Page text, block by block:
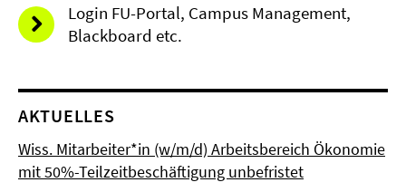
Login FU-Portal, Campus Management,
Blackboard etc.
AKTUELLES
Wiss. Mitarbeiter*in (w/m/d) Arbeitsbereich Ökonomie
mit 50%-Teilzeitbeschäftigung unbefristet